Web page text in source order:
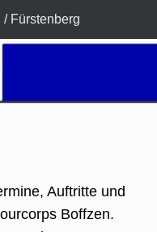
/ Fürstenberg
Auftritte und
Boffzen.